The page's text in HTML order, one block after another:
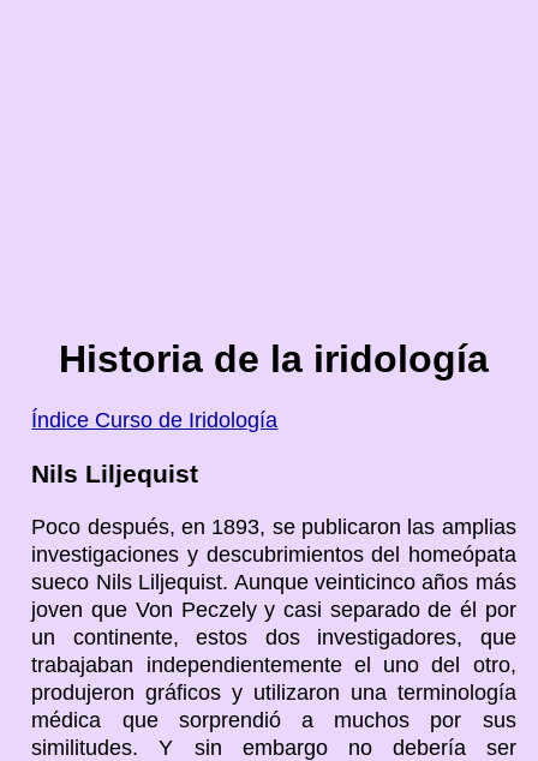
Historia de la iridología
Índice Curso de Iridología
Nils Liljequist
Poco después, en 1893, se publicaron las amplias
investigaciones y descubrimientos del homeópata
sueco Nils Liljequist. Aunque veinticinco años más
joven que Von Peczely y casi separado de él por
un continente, estos dos investigadores, que
trabajaban independientemente el uno del otro,
produjeron gráficos y utilizaron una terminología
médica que sorprendió a muchos por sus
similitudes. Y sin embargo no debería ser